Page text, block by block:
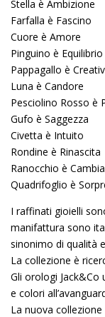
Stella è Ambizione
Farfalla è Fascino
Cuore è Amore
Pinguino è Equilibrio
Pappagallo è
Luna è Candore
Pesciolino Rosso è
Gufo è Saggezza
Civetta è Intuito
Rondine è Rinascita
Ranocchio è
Quadrifoglio è
I raffinati gioielli
manifattura sono
sinonimo di qualità
La collezione è
Gli orologi
e colori
La nuova